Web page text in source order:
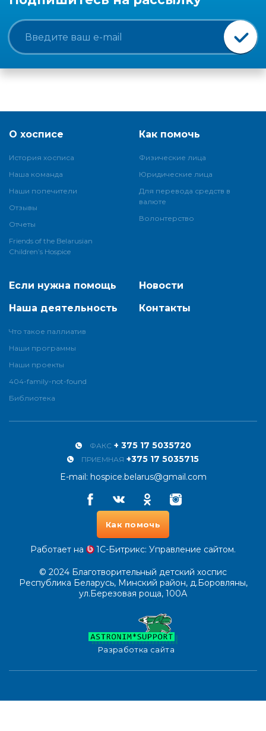
О хосписе
История хосписа
Наша команда
Наши попечители
Отзывы
Отчеты
Friends of the Belarusian
Children’s Hospice
Как помочь
Физические лица
Юридические лица
Для перевода средств в
валюте
Волонтерство
Если нужна помощь
Наша деятельность
Что такое паллиатив
Наши программы
Наши проекты
404-family-not-found
Библиотека
Новости
Контакты
ФАКС + 375 17 5035720
ПРИЕМНАЯ +375 17 5035715
E-mail: hospice.belarus@gmail.com
FacebookVkontakteOdnoklassnikiInstagram
Как помочь
Работает на 1С-Битрикс: Управление сайтом.
© 2024 Благотворительный детский хоспис
Республика Беларусь, Минский район, д.Боровляны,
ул.Березовая роща, 100А
Разработка сайта